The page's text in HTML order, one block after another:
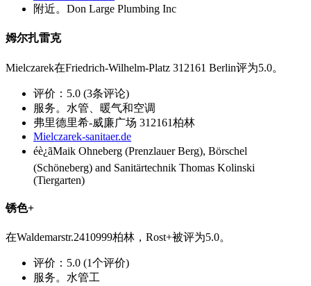
附近。Don Large Plumbing Inc
姆尔扎雷克
Mielczarek在Friedrich-Wilhelm-Platz 312161 Berlin评为5.0。
评价：5.0 (3条评论)
服务。水管、暖气和空调
弗里德里希-威廉广场 312161柏林
Mielczarek-sanitaer.de
éè¿ãMaik Ohneberg (Prenzlauer Berg), Börschel
(Schöneberg) and Sanitärtechnik Thomas Kolinski
(Tiergarten)
锈色+
在Waldemarstr.2410999柏林，Rost+被评为5.0。
评价：5.0 (1个评价)
服务。水管工